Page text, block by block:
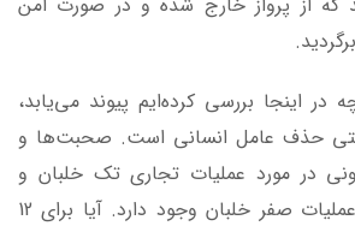
در اینجا بررسی کرده‌ایم پیوند می‌یابد،
حذف عامل انسانی است. صحبت‌ها و
در مورد عملیات تجاری تک خلبان و
شاید حتی یک روز، عملیات صفر خلبان وجود دارد. آیا برای 12